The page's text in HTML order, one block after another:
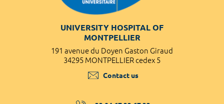
UNIVERSITY HOSPITAL OF
MONTPELLIER
191 avenue du Doyen Gaston Giraud
34295 MONTPELLIER cedex 5
Contact us